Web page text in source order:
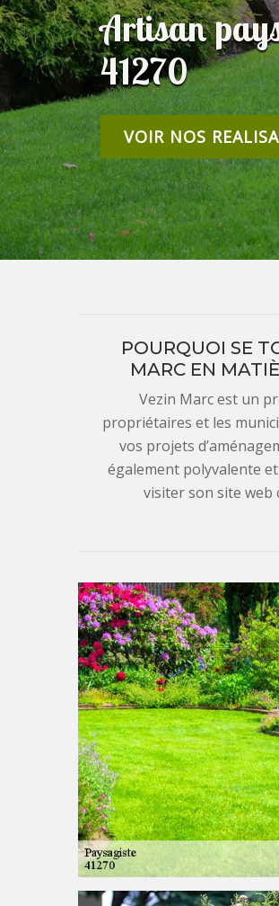
Artisan
41270
VOIR NOS
POURQUOI SE
MARC EN
Vezin Marc est un
propriétaires et les
vos projets
également polyvalente
visiter son site